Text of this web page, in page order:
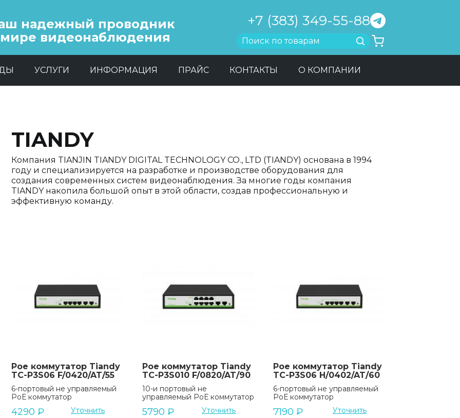
надежный проводник
видеонаблюдения
+7 (383) 349-55-88
Найти
УСЛУГИ ИНФОРМАЦИЯ ПРАЙС КОНТАКТЫ О КОМПАНИИ
TIANDY
Компания TIANJIN TIANDY DIGITAL TECHNOLOGY CO., LTD (TIANDY) основана в 1994
году и специализируется на разработке и производстве оборудования для
создания современных систем видеонаблюдения. За многие годы компания
TIANDY накопила большой опыт в этой области, создав профессиональную и
эффективную команду.
Poe коммутатор Tiandy
TC-P3S06 F/0420/AT/55
6-портовый не управляемый
РоЕ коммутатор
4290 ₽ Уточнить
Poe коммутатор Tiandy
TC-P3S010 F/0820/AT/90
10-и портовый не
управляемый РоЕ коммутатор
5790 ₽ Уточнить
Poe коммутатор Tiandy
TC-P3S06 H/0402/AT/60
6-портовый не управляемый
РоЕ коммутатор
7190 ₽ Уточнить